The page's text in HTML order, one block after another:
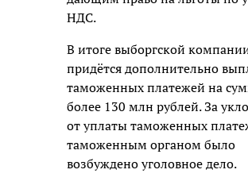
НДС.
В итоге выборгской
придётся дополнительно
таможенных платежей на
более 130 млн рублей. За
от уплаты таможенных
таможенным органом было
возбуждено уголовное дело.